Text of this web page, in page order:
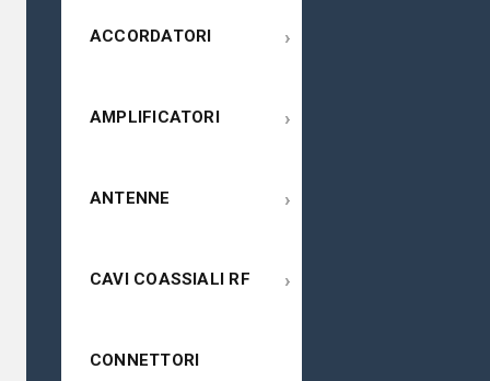
ACCORDATORI ›
AMPLIFICATORI ›
ANTENNE ›
CAVI COASSIALI RF ›
CONNETTORI